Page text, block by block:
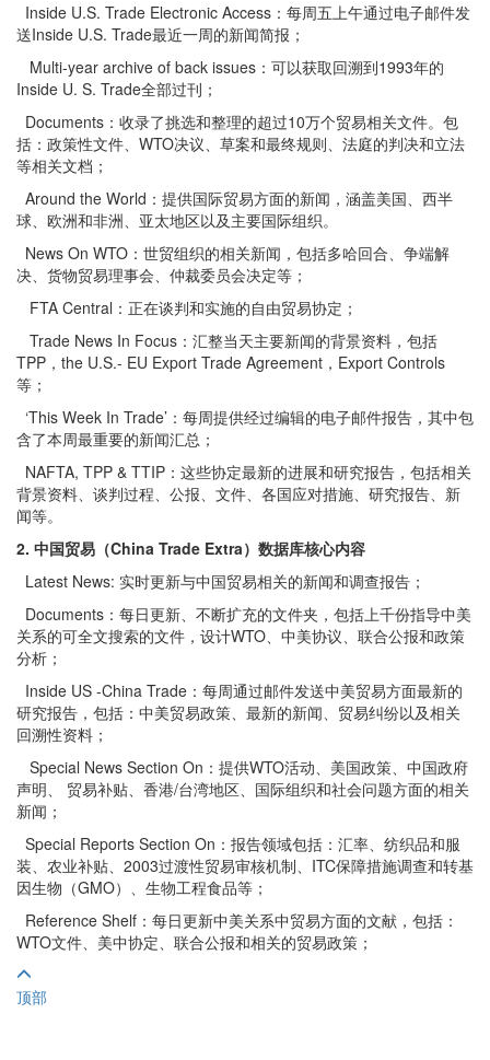
Inside U.S. Trade Electronic Access：每周五上午通过电子邮件发
送Inside U.S. Trade最近一周的新闻简报；
Multi-year archive of back issues：可以获取回溯到1993年的
Inside U. S. Trade全部过刊；
Documents：收录了挑选和整理的超过10万个贸易相关文件。包
括：政策性文件、WTO决议、草案和最终规则、法庭的判决和立法
等相关文档；
Around the World：提供国际贸易方面的新闻，涵盖美国、西半
球、欧洲和非洲、亚太地区以及主要国际组织。
News On WTO：世贸组织的相关新闻，包括多哈回合、争端解
决、货物贸易理事会、仲裁委员会决定等；
FTA Central：正在谈判和实施的自由贸易协定；
Trade News In Focus：汇整当天主要新闻的背景资料，包括
TPP，the U.S.- EU Export Trade Agreement，Export Controls
等；
‘This Week In Trade’：每周提供经过编辑的电子邮件报告，其中包
含了本周最重要的新闻汇总；
NAFTA, TPP & TTIP：这些协定最新的进展和研究报告，包括相关
背景资料、谈判过程、公报、文件、各国应对措施、研究报告、新
闻等。
2. 中国贸易（China Trade Extra）数据库核心内容
Latest News: 实时更新与中国贸易相关的新闻和调查报告；
Documents：每日更新、不断扩充的文件夹，包括上千份指导中美
关系的可全文搜索的文件，设计WTO、中美协议、联合公报和政策
分析；
Inside US -China Trade：每周通过邮件发送中美贸易方面最新的
研究报告，包括：中美贸易政策、最新的新闻、贸易纠纷以及相关
回溯性资料；
Special News Section On：提供WTO活动、美国政策、中国政府
声明、 贸易补贴、香港/台湾地区、国际组织和社会问题方面的相关
新闻；
Special Reports Section On：报告领域包括：汇率、纺织品和服
装、农业补贴、2003过渡性贸易审核机制、ITC保障措施调查和转基
因生物（GMO）、生物工程食品等；
Reference Shelf：每日更新中美关系中贸易方面的文献，包括：
WTO文件、美中协定、联合公报和相关的贸易政策；
顶部